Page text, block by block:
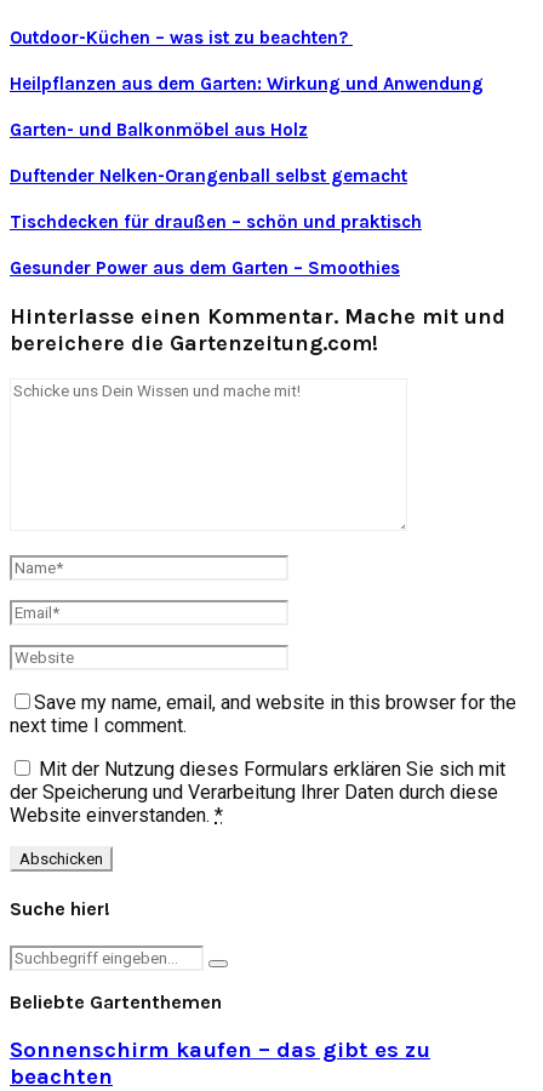
Outdoor-Küchen – was ist zu beachten?
Heilpflanzen aus dem Garten: Wirkung und Anwendung
Garten- und Balkonmöbel aus Holz
Duftender Nelken-Orangenball selbst gemacht
Tischdecken für draußen – schön und praktisch
Gesunder Power aus dem Garten – Smoothies
Hinterlasse einen Kommentar. Mache mit und
bereichere die Gartenzeitung.com!
Save my name, email, and website in this browser for the
next time I comment.
Mit der Nutzung dieses Formulars erklären Sie sich mit
der Speicherung und Verarbeitung Ihrer Daten durch diese
Website einverstanden. *
Suche hier!
Search
Search
Beliebte Gartenthemen
Sonnenschirm kaufen – das gibt es zu
beachten